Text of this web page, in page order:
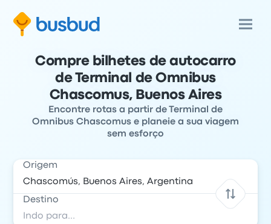
Compre bilhetes de autocarro
de Terminal de Omnibus
Chascomus, Buenos Aires
Encontre rotas a partir de Terminal de
Omnibus Chascomus e planeie a sua viagem
sem esforço
Origem
Destino